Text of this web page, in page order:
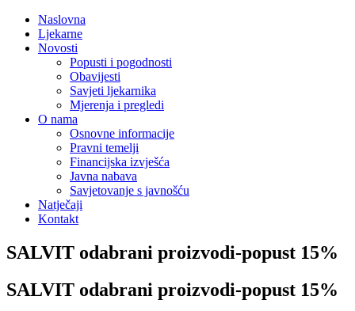
Naslovna
Ljekarne
Novosti
Popusti i pogodnosti
Obavijesti
Savjeti ljekarnika
Mjerenja i pregledi
O nama
Osnovne informacije
Pravni temelji
Financijska izvješća
Javna nabava
Savjetovanje s javnošću
Natječaji
Kontakt
SALVIT odabrani proizvodi-popust 15%
SALVIT odabrani proizvodi-popust 15%